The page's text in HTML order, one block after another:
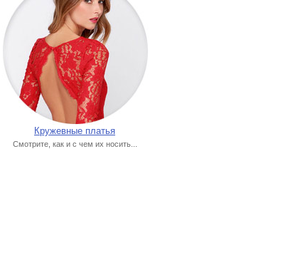
Кружевные платья
Смотрите, как и с чем их носить...